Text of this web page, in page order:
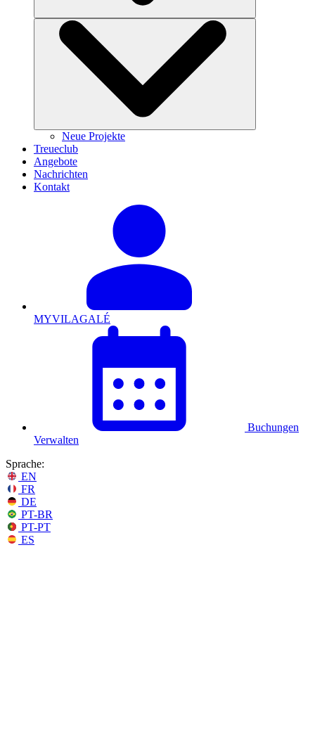
Neue Projekte
Treueclub
Angebote
Nachrichten
Kontakt
MYVILAGALÉ
Buchungen
Verwalten
Sprache:
EN
FR
DE
PT-BR
PT-PT
ES